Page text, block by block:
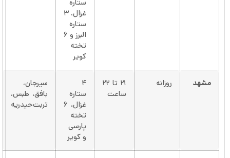
ستاره
غزال، ۳
ستاره
البرز و ۶
تخته
کویر
مشهد روزانه
۲۱ تا ۲۲
ساعت
۴
ستاره
غزال، ۶
تخته
پارسی
و کویر
سیرجان،
بافق، طبس،
تربت‌حیدریه